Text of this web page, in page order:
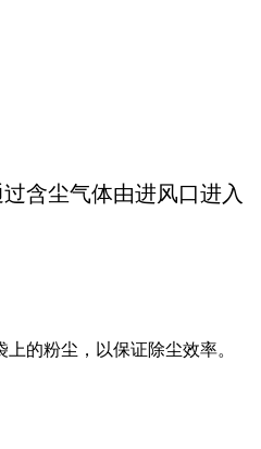
含尘气体由进风口进入
的粉尘，以保证除尘效率‌。